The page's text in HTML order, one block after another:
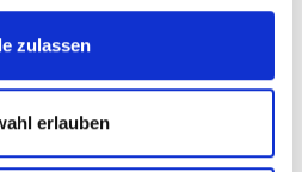
zulassen
erlauben